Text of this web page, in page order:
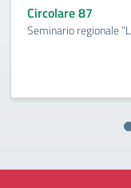
Circolare 87
Seminario regionale